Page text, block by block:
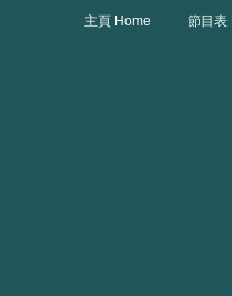
主頁 Home 節目表